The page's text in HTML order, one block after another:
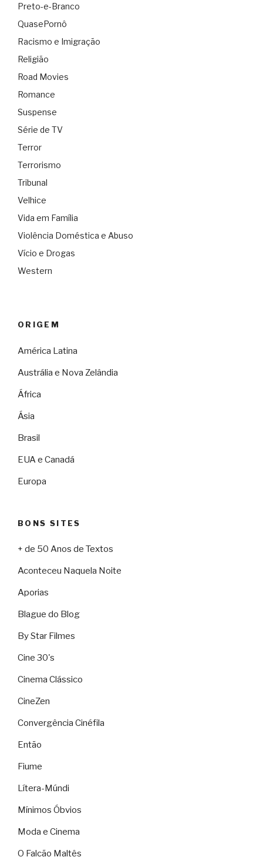
Preto-e-Branco
QuasePornô
Racismo e Imigração
Religião
Road Movies
Romance
Suspense
Série de TV
Terror
Terrorismo
Tribunal
Velhice
Vida em Família
Violência Doméstica e Abuso
Vício e Drogas
Western
ORIGEM
América Latina
Austrália e Nova Zelândia
África
Ásia
Brasil
EUA e Canadá
Europa
BONS SITES
+ de 50 Anos de Textos
Aconteceu Naquela Noite
Aporias
Blague do Blog
By Star Filmes
Cine 30's
Cinema Clássico
CineZen
Convergência Cinéfila
Então
Fiume
Lítera-Múndi
Mínimos Óbvios
Moda e Cinema
O Falcão Maltês